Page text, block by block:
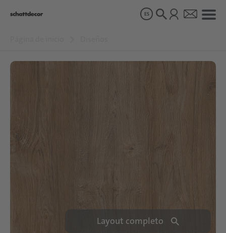
Sostenibilidad
ES
Layout completo